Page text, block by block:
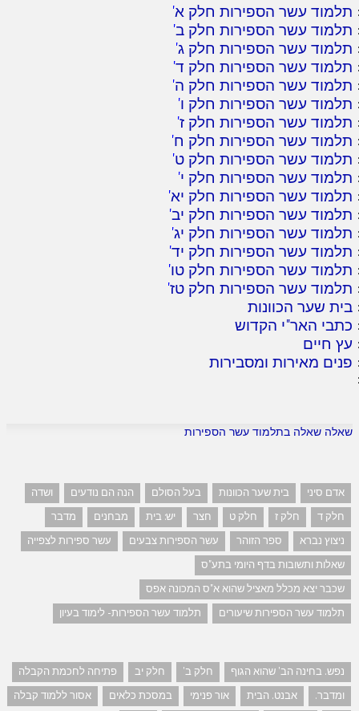
תלמוד עשר הספירות חלק א'
תלמוד עשר הספירות חלק ב'
תלמוד עשר הספירות חלק ג'
תלמוד עשר הספירות חלק ד'
תלמוד עשר הספירות חלק ה'
תלמוד עשר הספירות חלק ו'
תלמוד עשר הספירות חלק ז'
תלמוד עשר הספירות חלק ח'
תלמוד עשר הספירות חלק ט'
תלמוד עשר הספירות חלק י'
תלמוד עשר הספירות חלק יא'
תלמוד עשר הספירות חלק יב'
תלמוד עשר הספירות חלק יג'
תלמוד עשר הספירות חלק יד'
תלמוד עשר הספירות חלק טו'
תלמוד עשר הספירות חלק טז'
בית שער הכוונות
כתבי האר"י הקדוש
עץ חיים
פנים מאירות ומסבירות
שאלה שאלה בתלמוד עשר הספירות
אדם סיני בית שער הכוונות בעל הסולם הנה הם נודעים
ושדה
חלק ד
חלק ז חלק ט חצר יש: בית מבחנים
מדבר
ניצוץ נברא
ספר הזוהר עשר הספירות צבעים
עשר ספירות לצפייה
שאלות ותשובות בדף היומי בתע"ס
שכבר יצא מכלל מאציל שהוא א"ס המכונה אפס
תלמוד עשר הספירות שיעורים
תלמוד עשר הספירות- לימוד בעיון
נפש. בחינה הב' שהוא הגוף חלק ב' חלק יב
פתיחה לחכמת הקבלה
ומדבר.
אבנט. הבית אור פנימי במסכת כלאים
אסור ללמוד קבלה